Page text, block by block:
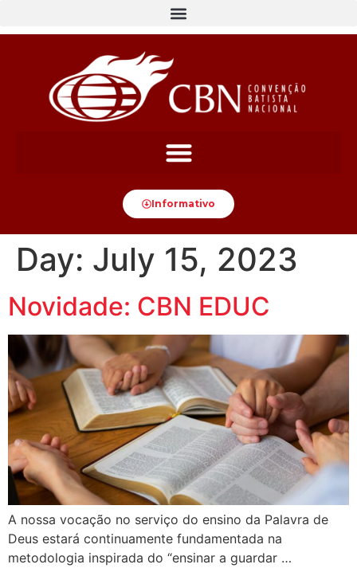
Informativo
Day: July 15, 2023
Novidade: CBN EDUC
A nossa vocação no serviço do ensino da Palavra de
Deus estará continuamente fundamentada na
metodologia inspirada do “ensinar a guardar …